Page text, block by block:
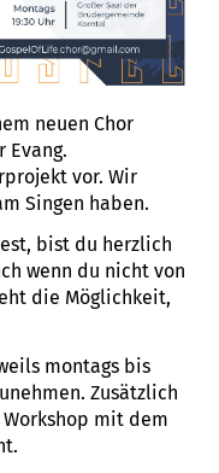
neuen Chor
Evang.
vor. Wir
Singen haben.
bist du herzlich
wenn du nicht von
die Möglichkeit,
montags bis
Zusätzlich
mit dem